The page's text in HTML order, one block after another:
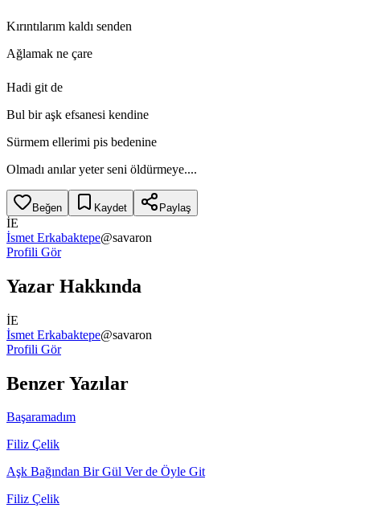
Kırıntılarım kaldı senden
Ağlamak ne çare
Hadi git de
Bul bir aşk efsanesi kendine
Sürmem ellerimi pis bedenine
Olmadı anılar yeter seni öldürmeye....
Beğen Kaydet Paylaş
İE
İsmet Erkabaktepe@savaron
Profili Gör
Yazar Hakkında
İE
İsmet Erkabaktepe@savaron
Profili Gör
Benzer Yazılar
Başaramadım
Filiz Çelik
Aşk Bağından Bir Gül Ver de Öyle Git
Filiz Çelik